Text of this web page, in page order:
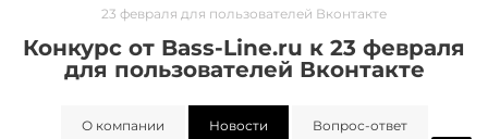
23 февраля для пользователей Вконтакте
Конкурс от Bass-Line.ru к 23 февраля
для пользователей Вконтакте
О компании Новости Вопрос-ответ